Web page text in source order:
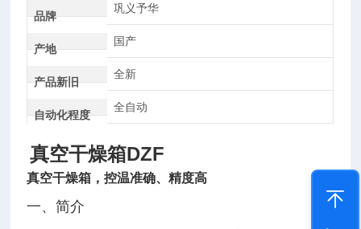
品牌
巩义予华
产地
国产
产品新旧
全新
自动化程度
全自动
真空干燥箱DZF
真空干燥箱，控温准确、精度高
一、简介